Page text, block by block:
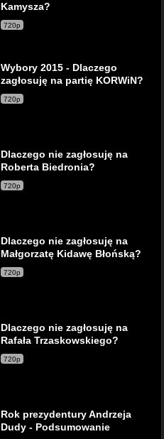
Kamysza?
720p
Wybory 2015 - Dlaczego
zagłosuję na partię KORWiN?
720p
Dlaczego nie zagłosuję na
Roberta Biedronia?
720p
Dlaczego nie zagłosuję na
Małgorzatę Kidawę Błońską?
720p
Dlaczego nie zagłosuję na
Rafała Trzaskowskiego?
720p
Rok prezydentury Andrzeja
Dudy - Podsumowanie